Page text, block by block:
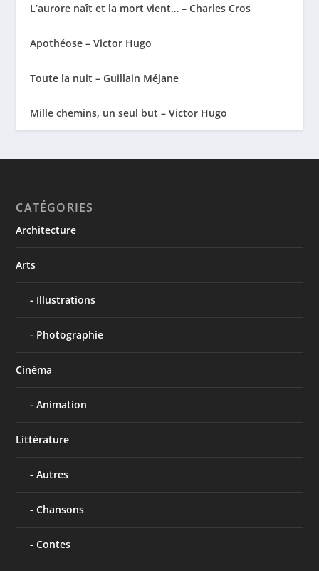
L’aurore naît et la mort vient… – Charles Cros
Apothéose – Victor Hugo
Toute la nuit – Guillain Méjane
Mille chemins, un seul but – Victor Hugo
CATÉGORIES
Architecture
Arts
Illustrations
Photographie
Cinéma
Animation
Littérature
Autres
Chansons
Contes